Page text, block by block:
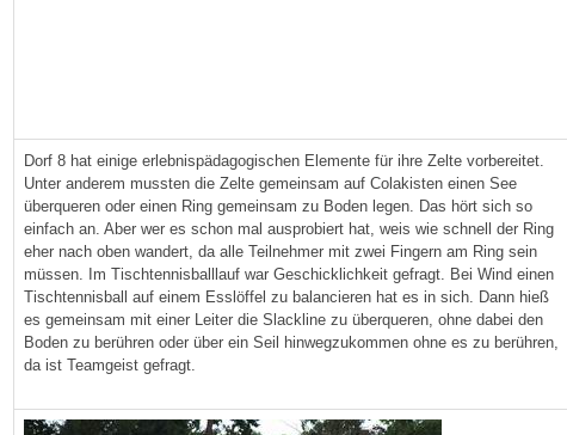
Dorf 8 hat einige erlebnispädagogischen Elemente für ihre Zelte vorbereitet.
Unter anderem mussten die Zelte gemeinsam auf Colakisten einen See
überqueren oder einen Ring gemeinsam zu Boden legen. Das hört sich so
einfach an. Aber wer es schon mal ausprobiert hat, weis wie schnell der Ring
eher nach oben wandert, da alle Teilnehmer mit zwei Fingern am Ring sein
müssen. Im Tischtennisballlauf war Geschicklichkeit gefragt. Bei Wind einen
Tischtennisball auf einem Esslöffel zu balancieren hat es in sich. Dann hieß
es gemeinsam mit einer Leiter die Slackline zu überqueren, ohne dabei den
Boden zu berühren oder über ein Seil hinwegzukommen ohne es zu berühren,
da ist Teamgeist gefragt.